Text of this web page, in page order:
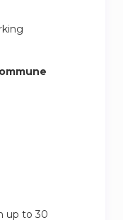
en
a organizar
en la
y que
up to 30